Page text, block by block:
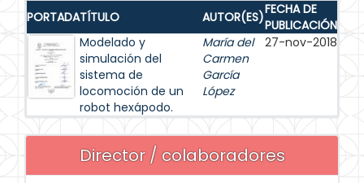
PORTADATÍTULO AUTOR(ES)FECHA DE
PUBLICACIÓN
Modelado y
simulación del
sistema de
locomoción de un
robot hexápodo.
María del
Carmen
García
López
27-nov-2018
Director / colaboradores